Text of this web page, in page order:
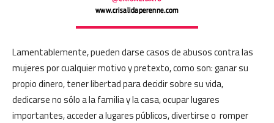
Lamentablemente, pueden darse casos de abusos contra las
mujeres por cualquier motivo y pretexto, como son: ganar su
propio dinero, tener libertad para decidir sobre su vida,
dedicarse no sólo a la familia y la casa, ocupar lugares
importantes, acceder a lugares públicos, divertirse o romper